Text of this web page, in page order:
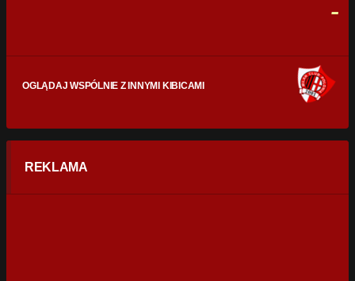
-
OGLĄDAJ WSPÓLNIE Z INNYMI KIBICAMI
REKLAMA